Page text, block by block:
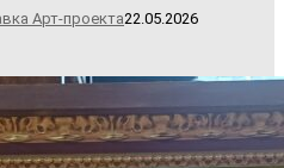
Арт-проекта22.05.2026